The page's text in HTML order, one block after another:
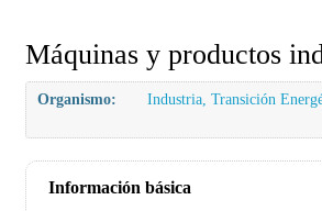
Máquinas y productos
Organismo: Industria, Transición
Información básica